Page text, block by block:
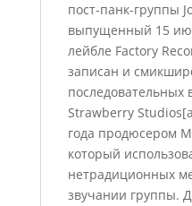
пост-панк-группы
выпущенный 15
лейбле Factory
записан и
последовательных
Strawberry
года продюсером
который
нетрадиционных
звучании группы.